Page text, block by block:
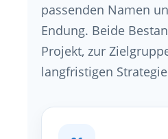
passenden Namen
Endung. Beide
Projekt, zur
langfristigen